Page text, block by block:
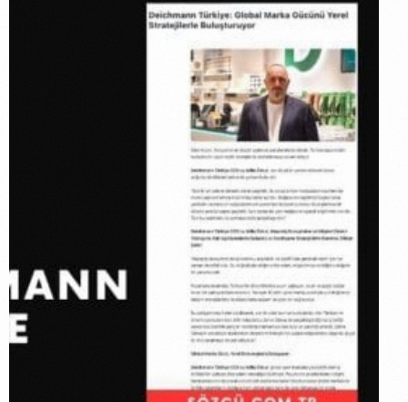
Deichmann
X Sözcü:
Global
Marka
Gücünü
Yerel
Stratejilerle
Buluşturuyor